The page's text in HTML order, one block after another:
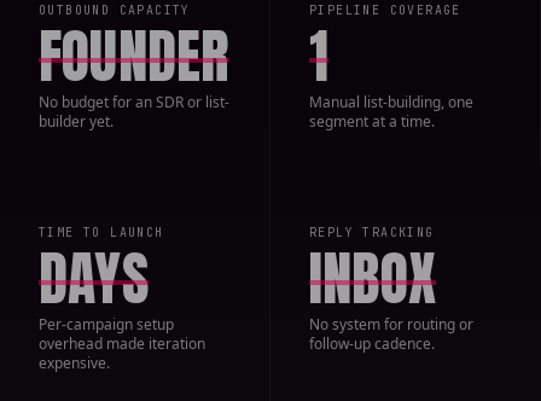
OUTBOUND CAPACITY
FOUNDER
No budget for an SDR or list-
builder yet.
PIPELINE COVERAGE
1
Manual list-building, one
segment at a time.
TIME TO LAUNCH
DAYS
Per-campaign setup
overhead made iteration
expensive.
REPLY TRACKING
INBOX
No system for routing or
follow-up cadence.